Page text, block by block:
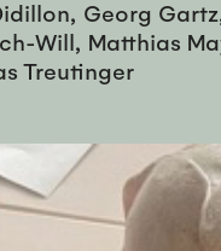
Georg
Will, Matthias
Treutinger